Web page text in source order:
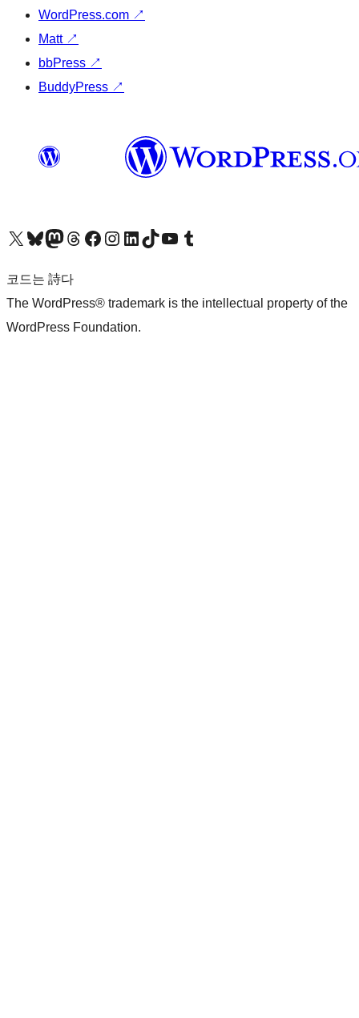
WordPress.com ↗
Matt ↗
bbPress ↗
BuddyPress ↗
X(이전 트위터) 계정 방문하기블루스카이 계정 방문하기마스토돈 계정 방문하기스레드 계정 방문하기 페이스북 페이지 방문하기인스타그램 계정 방문하기 LinkedIn 계정 방문하기틱톡 계정 방문하기유튜브 채널 방문하기 텀블러 계정 방문하기
코드는 詩다
The WordPress® trademark is the intellectual property of the
WordPress Foundation.